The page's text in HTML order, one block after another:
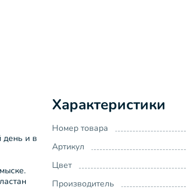
день и в
Характеристики
Номер товара
Артикул
Цвет
Производитель